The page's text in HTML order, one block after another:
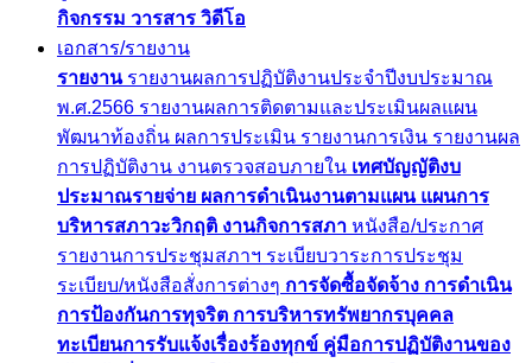
กิจกรรม วารสาร วิดีโอ
เอกสาร/รายงาน
รายงาน รายงานผลการปฏิบัติงานประจำปีงบประมาณ
พ.ศ.2566 รายงานผลการติดตามและประเมินผลแผน
พัฒนาท้องถิ่น ผลการประเมิน รายงานการเงิน รายงานผล
การปฏิบัติงาน งานตรวจสอบภายใน เทศบัญญัติงบ
ประมาณรายจ่าย ผลการดำเนินงานตามแผน แผนการ
บริหารสภาวะวิกฤติ งานกิจการสภา หนังสือ/ประกาศ
รายงานการประชุมสภาฯ ระเบียบวาระการประชุม
ระเบียบ/หนังสือสั่งการต่างๆ การจัดซื้อจัดจ้าง การดำเนิน
การป้องกันการทุจริต การบริหารทรัพยากรบุคคล
ทะเบียนการรับแจ้งเรื่องร้องทุกข์ คู่มือการปฏิบัติงานของ